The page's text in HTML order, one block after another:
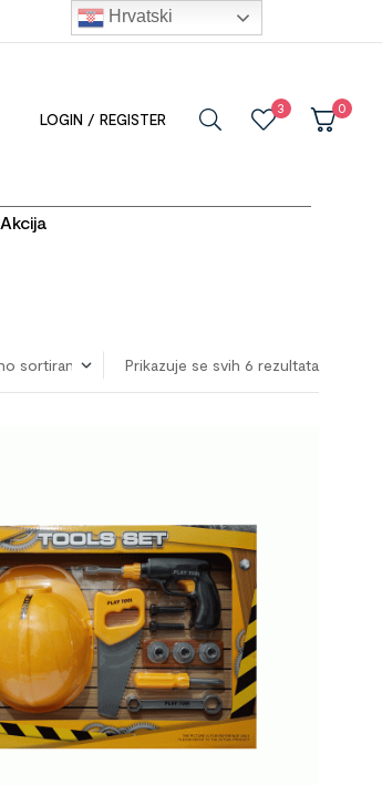
LOGIN / REGISTER
3 0
Akcija
Prikazuje se svih 6 rezultata
Hrvatski